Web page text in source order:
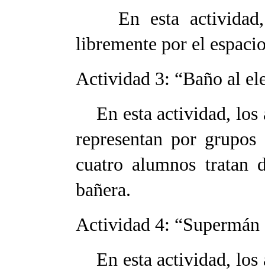
En esta actividad,
libremente por el
Actividad 3: “Baño al
En esta actividad, los
representan por
cuatro alumnos tratan
bañera.
Actividad 4: “Supermán
En esta actividad, los